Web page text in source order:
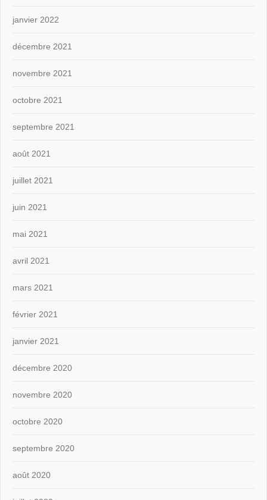
janvier 2022
décembre 2021
novembre 2021
octobre 2021
septembre 2021
août 2021
juillet 2021
juin 2021
mai 2021
avril 2021
mars 2021
février 2021
janvier 2021
décembre 2020
novembre 2020
octobre 2020
septembre 2020
août 2020